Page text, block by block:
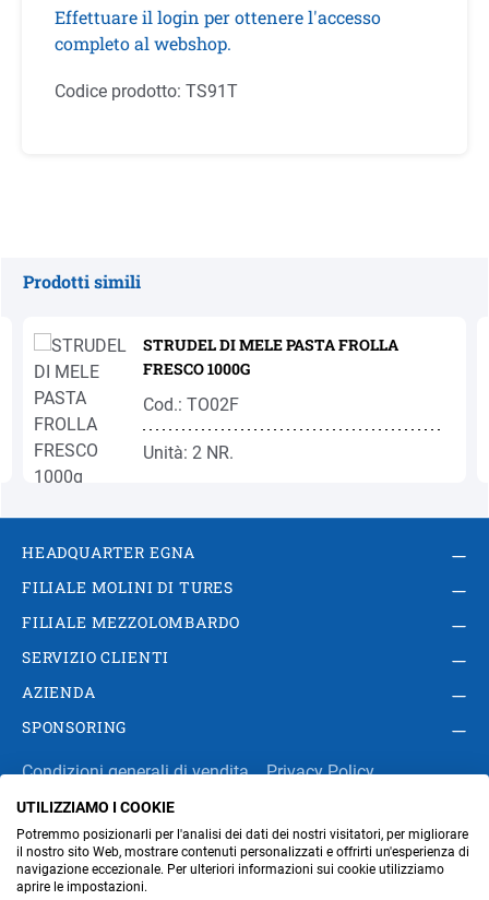
Effettuare il login per ottenere l'accesso
completo al webshop.
Codice prodotto: TS91T
Prodotti simili
STRUDEL DI MELE PASTA FROLLA
FRESCO 1000G
Cod.: TO02F
Unità: 2 NR.
HEADQUARTER EGNA
FILIALE MOLINI DI TURES
FILIALE MEZZOLOMBARDO
SERVIZIO CLIENTI
AZIENDA
SPONSORING
Condizioni generali di vendita
Privacy Policy
Impressum
Modifica impostazioni dei cookie
Amministrazione
UTILIZZIAMO I COOKIE
Potremmo posizionarli per l'analisi dei dati dei nostri visitatori, per migliorare
il nostro sito Web, mostrare contenuti personalizzati e offrirti un'esperienza di
navigazione eccezionale. Per ulteriori informazioni sui cookie utilizziamo
aprire le impostazioni.